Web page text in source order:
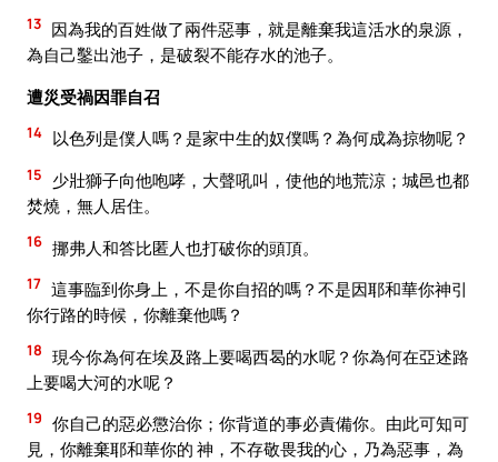
13 因為我的百姓做了兩件惡事，就是離棄我這活水的泉源，
為自己鑿出池子，是破裂不能存水的池子。
遭災受禍因罪自召
14 以色列是僕人嗎？是家中生的奴僕嗎？為何成為掠物呢？
15
少壯獅子向他咆哮，大聲吼叫，使他的地荒涼；城邑也都
焚燒，無人居住。
16 挪弗人和答比匿人也打破你的頭頂。
17 這事臨到你身上，不是你自招的嗎？不是因耶和華你神引
你行路的時候，你離棄他嗎？
18 現今你為何在埃及路上要喝西曷的水呢？你為何在亞述路
上要喝大河的水呢？
19 你自己的惡必懲治你；你背道的事必責備你。由此可知可
見，你離棄耶和華你的 神，不存敬畏我的心，乃為惡事，為